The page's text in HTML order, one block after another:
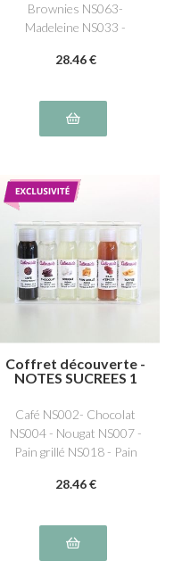
Brownies NS063-
Madeleine NS033 -
Panettone NS036- Tarte
28.46 €
Coffret découverte -
NOTES SUCREES 1
Café NS002- Chocolat
NS004 - Nougat NS007 -
Pain grillé NS018 - Pain
NS009
28.46 €